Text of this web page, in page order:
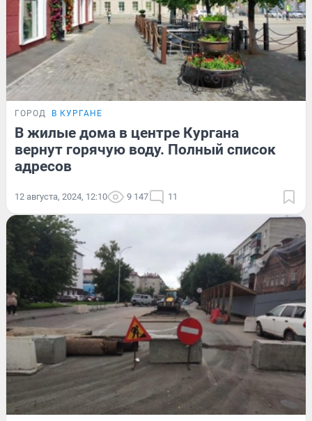
ГОРОД В КУРГАНЕ
В жилые дома в центре Кургана
вернут горячую воду. Полный список
адресов
12 августа, 2024, 12:10 9 147 11